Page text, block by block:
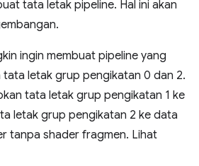
tata letak pipeline. Hal ini akan
ingin membuat pipeline yang
tata letak grup pengikatan 0 dan 2.
tata letak grup pengikatan 1 ke
letak grup pengikatan 2 ke data
tanpa shader fragmen. Lihat